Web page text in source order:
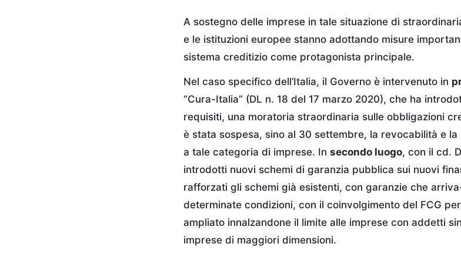
A sostegno delle imprese in tale situazione di
e le istituzioni europee stanno adottando misure
sistema creditizio come protagonista principale.
Nel caso specifico dell’Italia, il Governo è intervenuto in
“Cura-Italia” (DL n. 18 del 17 marzo 2020), che ha
requisiti, una moratoria straordinaria sulle obbligazioni
è stata sospesa, sino al 30 settembre, la revocabilità e
a tale categoria di imprese. In secondo luogo, con il cd.
introdotti nuovi schemi di garanzia pubblica sui nuovi
rafforzati gli schemi già esistenti, con garanzie che
determinate condizioni, con il coinvolgimento del FCG
ampliato innalzandone il limite alle imprese con addetti
imprese di maggiori dimensioni.